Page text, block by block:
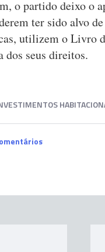
o partido deixo o
ter sido alvo
utilizem o Livro
dos seus direitos.